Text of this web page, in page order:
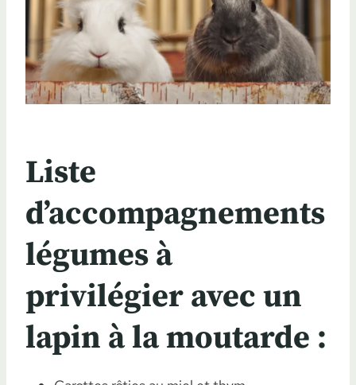
Liste
d’accompagnements
légumes à
privilégier avec un
lapin à la moutarde :